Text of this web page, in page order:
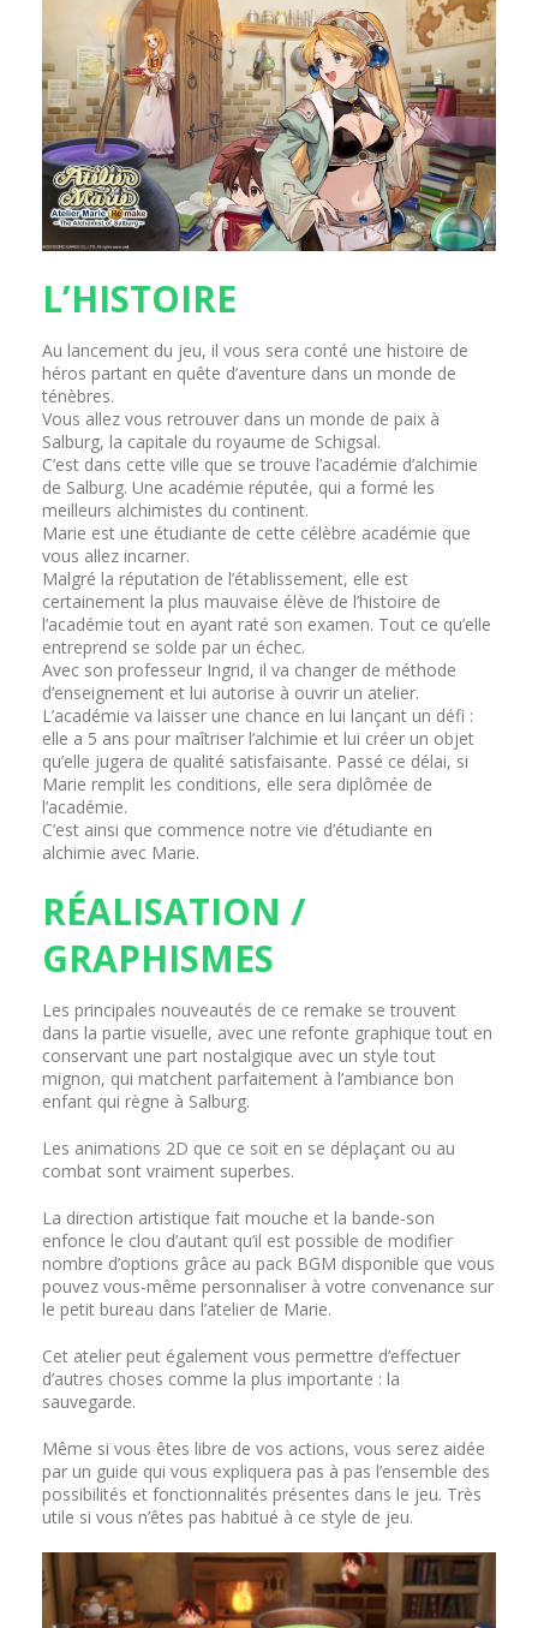
L’HISTOIRE
Au lancement du jeu, il vous sera conté une histoire de
héros partant en quête d’aventure dans un monde de
ténèbres.
Vous allez vous retrouver dans un monde de paix à
Salburg, la capitale du royaume de Schigsal.
C’est dans cette ville que se trouve l’académie d’alchimie
de Salburg. Une académie réputée, qui a formé les
meilleurs alchimistes du continent.
Marie est une étudiante de cette célèbre académie que
vous allez incarner.
Malgré la réputation de l’établissement, elle est
certainement la plus mauvaise élève de l’histoire de
l’académie tout en ayant raté son examen. Tout ce qu’elle
entreprend se solde par un échec.
Avec son professeur Ingrid, il va changer de méthode
d’enseignement et lui autorise à ouvrir un atelier.
L’académie va laisser une chance en lui lançant un défi :
elle a 5 ans pour maîtriser l’alchimie et lui créer un objet
qu’elle jugera de qualité satisfaisante. Passé ce délai, si
Marie remplit les conditions, elle sera diplômée de
l’académie.
C’est ainsi que commence notre vie d’étudiante en
alchimie avec Marie.
RÉALISATION /
GRAPHISMES
Les principales nouveautés de ce remake se trouvent
dans la partie visuelle, avec une refonte graphique tout en
conservant une part nostalgique avec un style tout
mignon, qui matchent parfaitement à l’ambiance bon
enfant qui règne à Salburg.
Les animations 2D que ce soit en se déplaçant ou au
combat sont vraiment superbes.
La direction artistique fait mouche et la bande-son
enfonce le clou d’autant qu’il est possible de modifier
nombre d’options grâce au pack BGM disponible que vous
pouvez vous-même personnaliser à votre convenance sur
le petit bureau dans l’atelier de Marie.
Cet atelier peut également vous permettre d’effectuer
d’autres choses comme la plus importante : la
sauvegarde.
Même si vous êtes libre de vos actions, vous serez aidée
par un guide qui vous expliquera pas à pas l’ensemble des
possibilités et fonctionnalités présentes dans le jeu. Très
utile si vous n’êtes pas habitué à ce style de jeu.